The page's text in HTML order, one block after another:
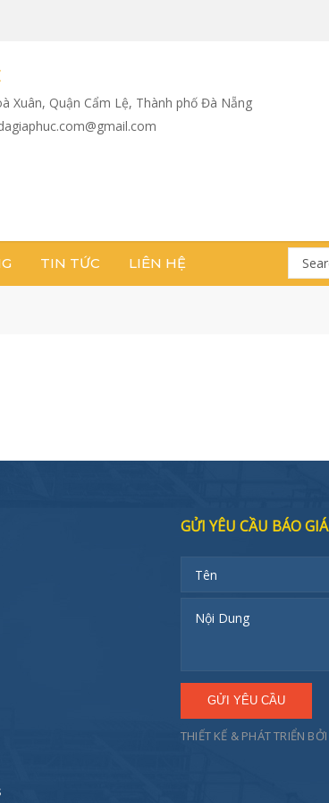
Xuân, Quận Cẩm Lệ, Thành phố Đà Nẵng
TIN TỨC LIÊN HỆ
Search
for:
GỬI YÊU CẦU BÁO GIÁ
THIẾT KẾ & PHÁT TRIỂN BỞI